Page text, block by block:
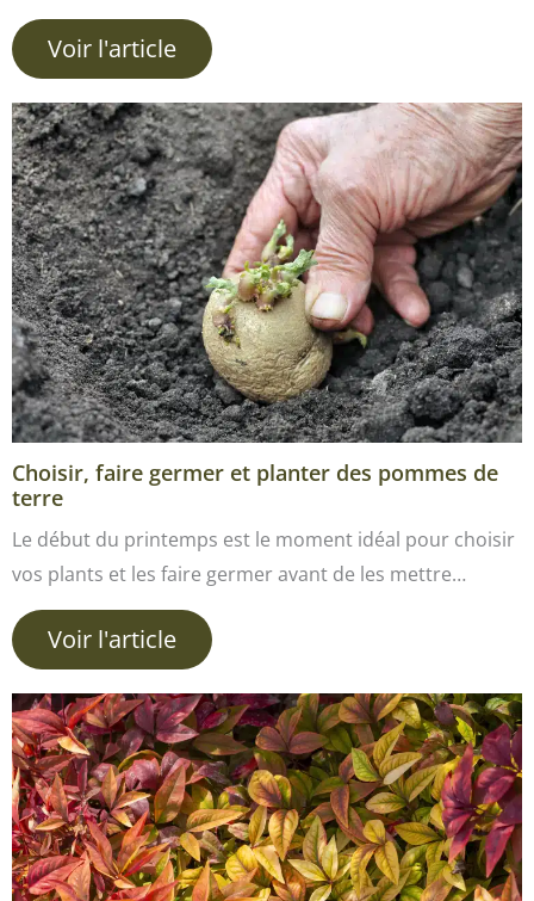
Voir l'article
Choisir, faire germer et planter des pommes de
terre
Le début du printemps est le moment idéal pour choisir
vos plants et les faire germer avant de les mettre…
Voir l'article